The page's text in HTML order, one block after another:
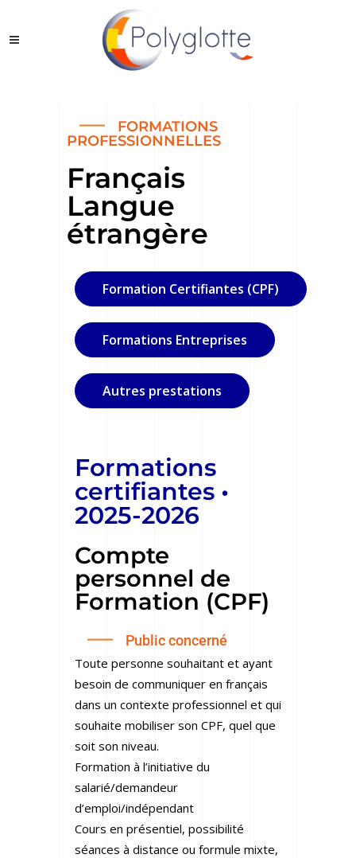
FORMATIONS
PROFESSIONNELLES
Français
Langue
étrangère
Formation Certifiantes (CPF)
Formations Entreprises
Autres prestations
Formations
certifiantes •
2025-2026
Compte
personnel de
Formation (CPF)
Public concerné
Toute personne souhaitant et ayant
besoin de communiquer en français
dans un contexte professionnel et qui
souhaite mobiliser son CPF, quel que
soit son niveau.
Formation à l’initiative du
salarié/demandeur
d’emploi/indépendant
Cours en présentiel, possibilité
séances à distance ou formule mixte,